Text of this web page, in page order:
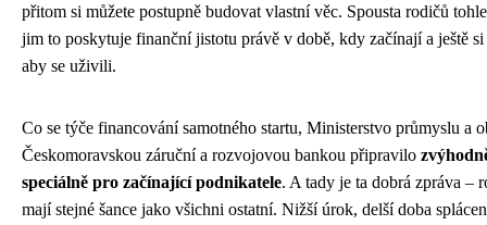
přitom si můžete postupně budovat vlastní věc. Spousta rodičů
jim to poskytuje finanční jistotu právě v době, kdy začínají a ještě
aby se uživili.
Co se týče financování samotného startu, Ministerstvo průmyslu a
Českomoravskou záruční a rozvojovou bankou připravilo
speciálně pro začínající podnikatele. A tady je ta dobrá zpráva –
mají stejné šance jako všichni ostatní. Nižší úrok, delší doba